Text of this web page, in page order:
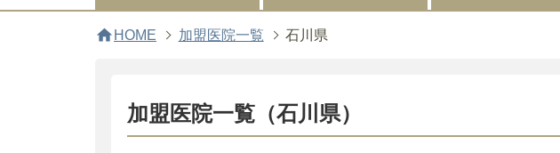
home HOME 加盟医院一覧 石川県
加盟医院一覧（石川県）